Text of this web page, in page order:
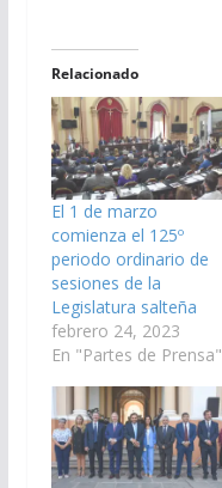
Relacionado
El 1 de marzo
comienza el 125º
periodo ordinario de
sesiones de la
Legislatura salteña
febrero 24, 2023
En "Partes de Prensa"